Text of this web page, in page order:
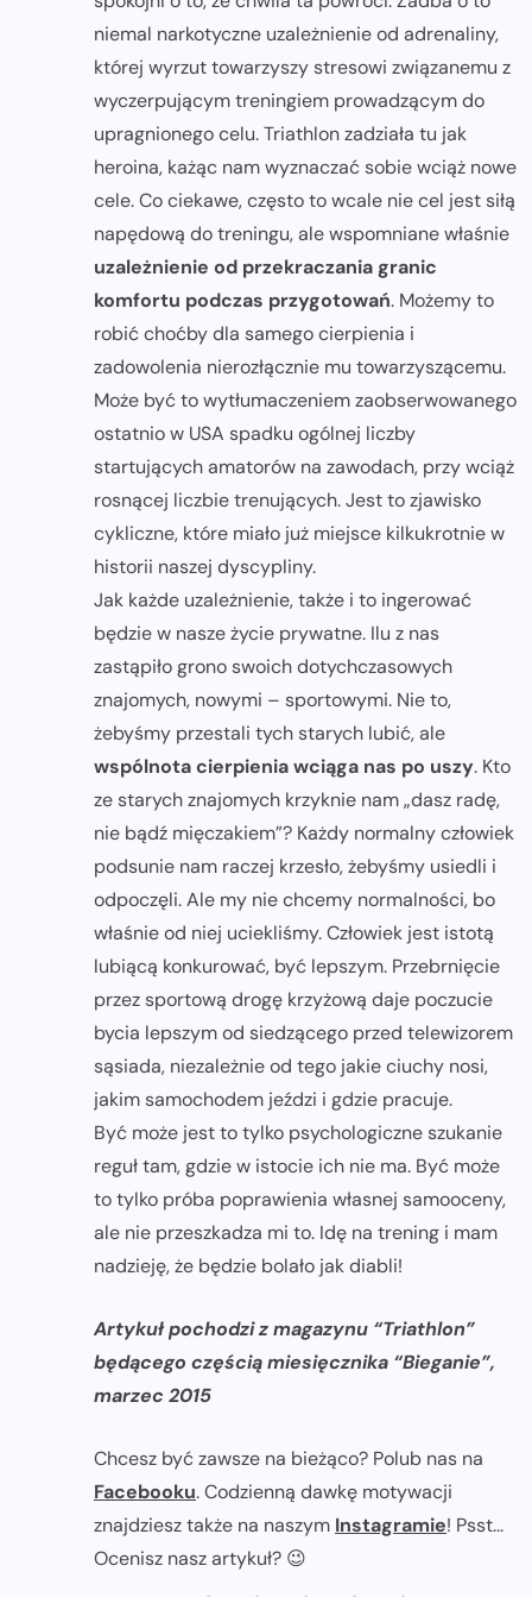
niemal narkotyczne uzależnienie od adrenaliny,
której wyrzut towarzyszy stresowi związanemu z
wyczerpującym treningiem prowadzącym do
upragnionego celu. Triathlon zadziała tu jak
heroina, każąc nam wyznaczać sobie wciąż nowe
cele. Co ciekawe, często to wcale nie cel jest siłą
napędową do treningu, ale wspomniane właśnie
uzależnienie od przekraczania granic
komfortu podczas przygotowań. Możemy to
robić choćby dla samego cierpienia i
zadowolenia nierozłącznie mu towarzyszącemu.
Może być to wytłumaczeniem zaobserwowanego
ostatnio w USA spadku ogólnej liczby
startujących amatorów na zawodach, przy wciąż
rosnącej liczbie trenujących. Jest to zjawisko
cykliczne, które miało już miejsce kilkukrotnie w
historii naszej dyscypliny.
Jak każde uzależnienie, także i to ingerować
będzie w nasze życie prywatne. Ilu z nas
zastąpiło grono swoich dotychczasowych
znajomych, nowymi – sportowymi. Nie to,
żebyśmy przestali tych starych lubić, ale
wspólnota cierpienia wciąga nas po uszy. Kto
ze starych znajomych krzyknie nam „dasz radę,
nie bądź mięczakiem”? Każdy normalny człowiek
podsunie nam raczej krzesło, żebyśmy usiedli i
odpoczęli. Ale my nie chcemy normalności, bo
właśnie od niej uciekliśmy. Człowiek jest istotą
lubiącą konkurować, być lepszym. Przebrnięcie
przez sportową drogę krzyżową daje poczucie
bycia lepszym od siedzącego przed telewizorem
sąsiada, niezależnie od tego jakie ciuchy nosi,
jakim samochodem jeździ i gdzie pracuje.
Być może jest to tylko psychologiczne szukanie
reguł tam, gdzie w istocie ich nie ma. Być może
to tylko próba poprawienia własnej samooceny,
ale nie przeszkadza mi to. Idę na trening i mam
nadzieję, że będzie bolało jak diabli!
Artykuł pochodzi z magazynu “Triathlon”
będącego częścią miesięcznika “Bieganie”,
marzec 2015
Chcesz być zawsze na bieżąco? Polub nas na
Facebooku. Codzienną dawkę motywacji
znajdziesz także na naszym Instagramie! Psst...
Ocenisz nasz artykuł? 😉